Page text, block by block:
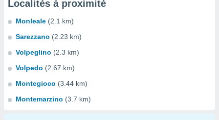
Localités à proximité
Monleale (2.1 km)
Sarezzano (2.23 km)
Volpeglino (2.3 km)
Volpedo (2.67 km)
Montegioco (3.44 km)
Montemarzino (3.7 km)